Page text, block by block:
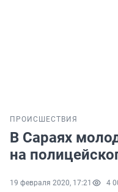
ПРОИСШЕСТВИЯ
В Сараях
на
19 февраля 2020, 17:21 4